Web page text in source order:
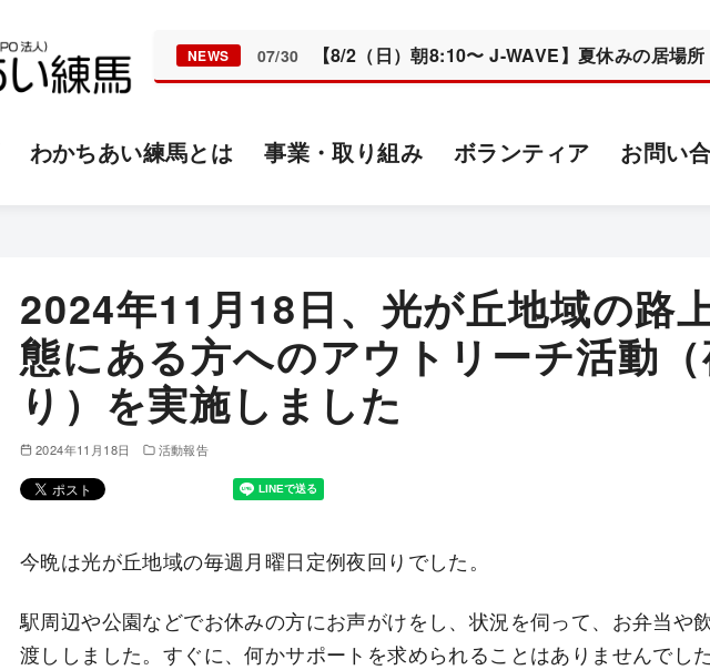
NEWS 07/30 【8/2（日）朝8:10〜 J-WAVE】夏休みの居場
わかちあい練馬とは 事業・取り組み ボランティア お問い
2024年11月18日、光が丘地域の路
態にある方へのアウトリーチ活動
り）を実施しました
2024年11月18日 活動報告
今晩は光が丘地域の毎週月曜日定例夜回りでした。
駅周辺や公園などでお休みの方にお声がけをし、状況を伺って、お弁当や
渡ししました。すぐに、何かサポートを求められることはありませんでし